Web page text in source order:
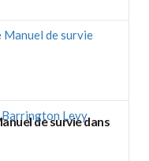
de survie dans